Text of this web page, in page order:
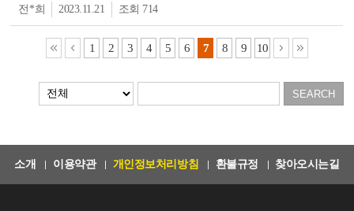
전*희 2023.11.21 714
1 2 3 4 5 6 7 8 9 10
소개 이용약관 개인정보처리방침 환불규정 찾아오시는길